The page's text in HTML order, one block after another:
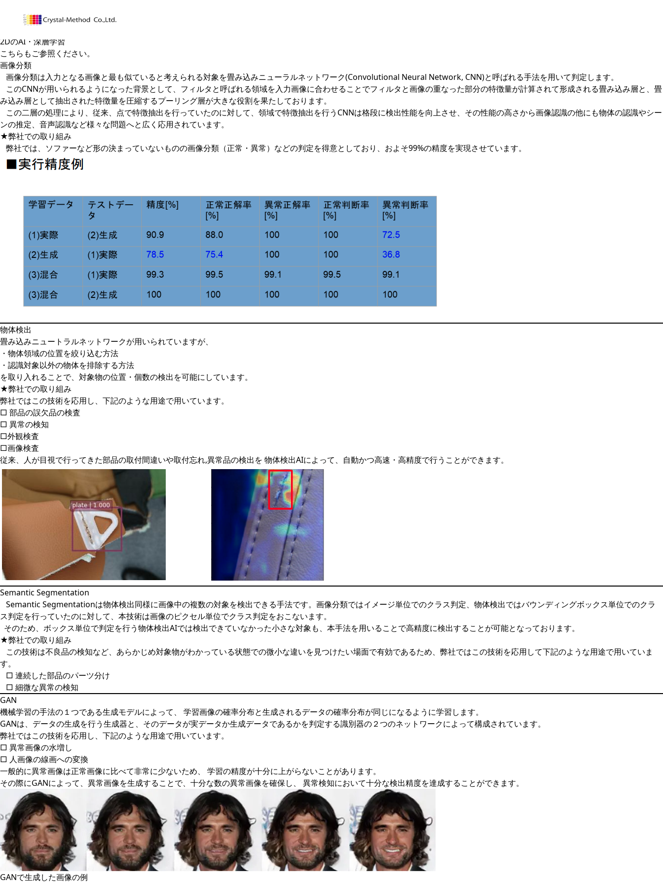
クリスタルメソッドのDeepAIは、機械学習・深層学習（CNN）を用いた2D画像認識ソリューションです。画像分類・物体検出・セマンティックセグメンテーション・GANによる画像生成
2DのAI・深層学習
こちら もご参照ください。
画像分類
画像分類は入力となる画像と最も似ていると考えられる対象を畳み込みニューラルネットワーク(Convolutional Neural Network, CNN)と呼ばれる手法を用いて判定します。
このCNNが用いられるようになった背景として、フィルタと呼ばれる領域を入力画像に合わせることでフィルタと画像の重なった部分の特徴量が計算されて形成される畳み込み層と、畳
み込み層として抽出された特徴量を圧縮するプーリング層が大きな役割を果たしております。
この二層の処理により、従来、点で特徴抽出を行っていたのに対して、領域で特徴抽出を行うCNNは格段に検出性能を向上させ、その性能の高さから画像認識の他にも物体の認識やシー
ンの推定、音声認識など様々な問題へと広く応用されています。
★弊社での取り組み
弊社では、ソファーなど形の決まっていないものの画像分類（正常・異常）などの判定を得意としており、およそ99%の精度を実現させています。
物体検出
畳み込みニュートラルネットワークが用いられていますが、
・物体領域の位置を絞り込む方法
・認識対象以外の物体を排除する方法
を取り入れることで、対象物の位置・個数の検出を可能にしています。
★弊社での取り組み
弊社ではこの技術を応用し、下記のような用途で用いています。
□ 部品の誤欠品の検査
□ 異常の検知
□外観検査
□画像検査
従来、人が目視で行ってきた部品の取付間違いや取付忘れ,異常品の検出を 物体検出AIによって、自動かつ高速・高精度で行うことができます。
Semantic Segmentation
Semantic Segmentationは物体検出同様に画像中の複数の対象を検出できる手法です。画像分類ではイメージ単位でのクラス判定、物体検出ではバウンディングボックス単位でのクラ
ス判定を行っていたのに対して、本技術は画像のピクセル単位でクラス判定をおこないます。
そのため、ボックス単位で判定を行う物体検出AIでは検出できていなかった小さな対象も、本手法を用いることで高精度に検出することが可能となっております。
★弊社での取り組み
この技術は不良品の検知など、あらかじめ対象物がわかっている状態での微小な違いを見つけたい場面で有効であるため、弊社ではこの技術を応用して下記のような用途で用いていま
す。
□ 連続した部品のパーツ分け
□ 細微な異常の検知
GAN
機械学習の手法の１つである生成モデルによって、 学習画像の確率分布と生成されるデータの確率分布が同じになるように学習します。
GANは、データの生成を行う生成器と、そのデータが実データか生成データであるかを判定する識別器の２つのネットワークによって構成されています。
弊社ではこの技術を応用し、下記のような用途で用いています。
□ 異常画像の水増し
□ 人画像の線画への変換
一般的に異常画像は正常画像に比べて非常に少ないため、 学習の精度が十分に上がらないことがあります。
その際にGANによって、異常画像を生成することで、十分な数の異常画像を確保し、 異常検知において十分な検出精度を達成することができます。
GANで生成した画像の例